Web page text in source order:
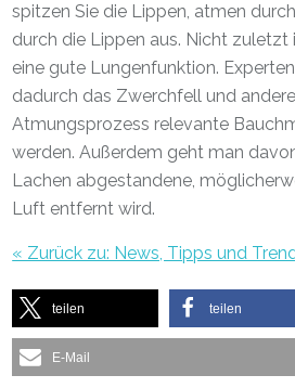
spitzen Sie die Lippen, atmen
durch die Lippen aus. Nicht
eine gute Lungenfunktion.
dadurch das Zwerchfell und
Atmungsprozess relevante
werden. Außerdem geht man
Lachen abgestandene,
Luft entfernt wird.
« Zurück zu: News, Tipps und
teilen teilen
E-Mail